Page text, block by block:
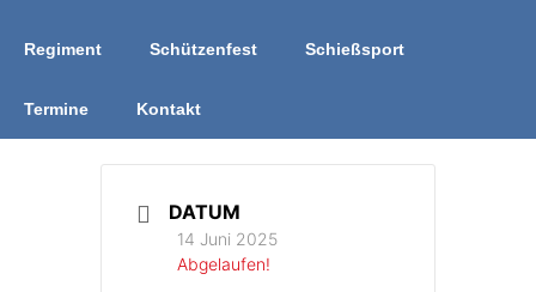
Regiment Schützenfest Schießsport
Termine Kontakt
DATUM
14 Juni 2025
Abgelaufen!